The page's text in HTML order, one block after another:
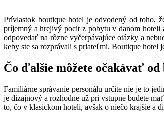
Prívlastok boutique hotel je odvodený od toho,
príjemný a hrejivý pocit z pobytu v danom hoteli
odpovedať na rôzne vyčerpávajúce otázky a
keby ste sa rozprávali s priateľmi. Boutique hotel
Čo ďalšie môžete očakávať od
Familiárne správanie personálu určite nie je to
je dizajnový a rozhodne už pri vstupne budete
to, čo v klasickom hoteli, avšak o niečo krajšie a